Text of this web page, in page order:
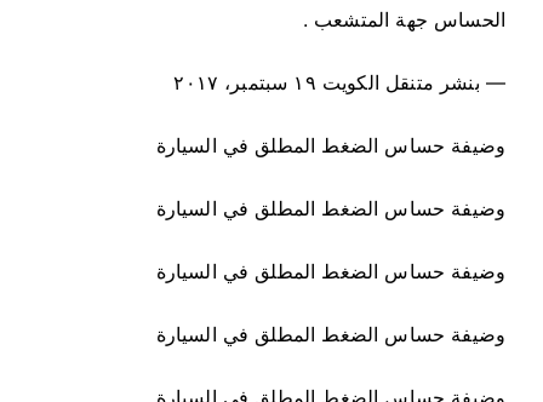
الحساس جهة المتشعب .
— بنشر متنقل الكويت ١٩ سبتمبر، ٢٠١٧
وضيفة حساس الضغط المطلق في السيارة
وضيفة حساس الضغط المطلق في السيارة
وضيفة حساس الضغط المطلق في السيارة
وضيفة حساس الضغط المطلق في السيارة